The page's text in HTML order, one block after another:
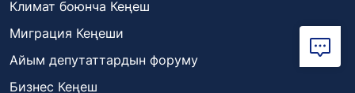
Климат боюнча Кеңеш
Миграция Кеңеши
Айым депутаттардын форуму
Бизнес Кеңеш